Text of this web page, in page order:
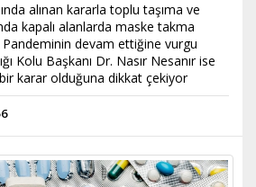
alınan kararla toplu taşıma ve
kapalı alanlarda maske takma
Pandeminin devam ettiğine vurgu
Kolu Başkanı Dr. Nasır Nesanır ise
karar olduğuna dikkat çekiyor